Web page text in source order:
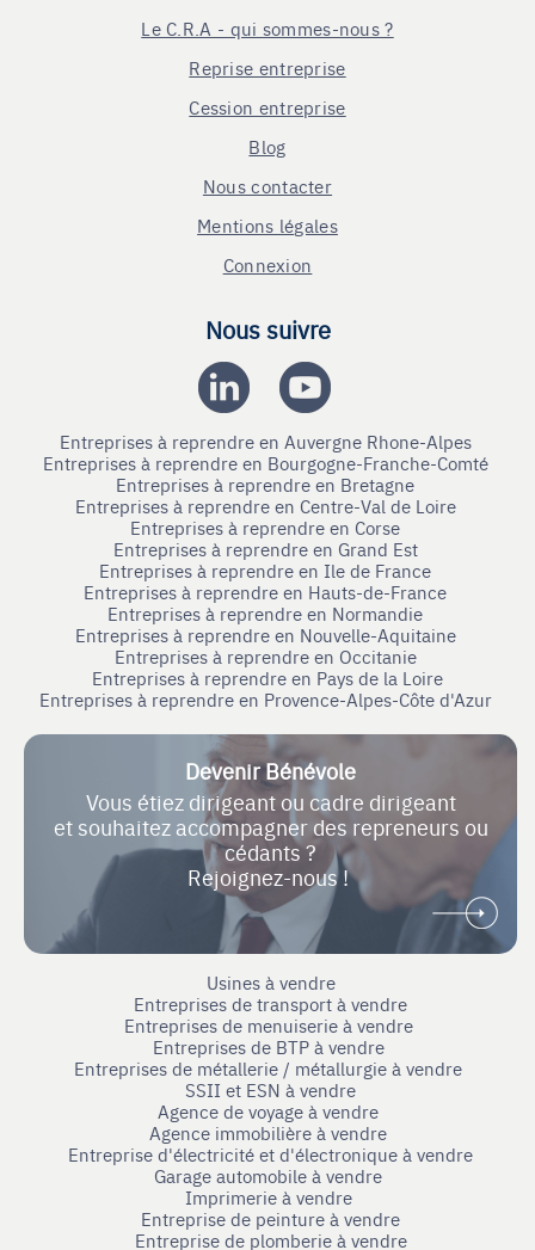
Le C.R.A - qui sommes-nous ?
Reprise entreprise
Cession entreprise
Blog
Nous contacter
Mentions légales
Connexion
Nous suivre
Entreprises à reprendre en Auvergne Rhone-Alpes
Entreprises à reprendre en Bourgogne-Franche-Comté
Entreprises à reprendre en Bretagne
Entreprises à reprendre en Centre-Val de Loire
Entreprises à reprendre en Corse
Entreprises à reprendre en Grand Est
Entreprises à reprendre en Ile de France
Entreprises à reprendre en Hauts-de-France
Entreprises à reprendre en Normandie
Entreprises à reprendre en Nouvelle-Aquitaine
Entreprises à reprendre en Occitanie
Entreprises à reprendre en Pays de la Loire
Entreprises à reprendre en Provence-Alpes-Côte d'Azur
Devenir Bénévole
Vous étiez dirigeant ou cadre dirigeant
et souhaitez accompagner des repreneurs ou
cédants ?
Rejoignez-nous !
Usines à vendre
Entreprises de transport à vendre
Entreprises de menuiserie à vendre
Entreprises de BTP à vendre
Entreprises de métallerie / métallurgie à vendre
SSII et ESN à vendre
Agence de voyage à vendre
Agence immobilière à vendre
Entreprise d'électricité et d'électronique à vendre
Garage automobile à vendre
Imprimerie à vendre
Entreprise de peinture à vendre
Entreprise de plomberie à vendre